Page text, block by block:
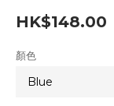
HK$148.00
顏色